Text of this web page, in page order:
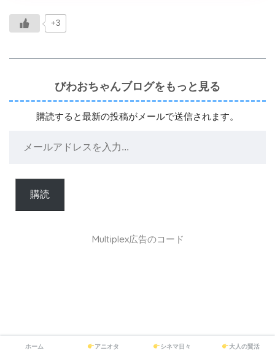
+3
びわおちゃんブログをもっと見る
購読すると最新の投稿がメールで送信されます。
購読
Multiplex広告のコード
ホーム アニオタ シネマ日々 大人の賢活